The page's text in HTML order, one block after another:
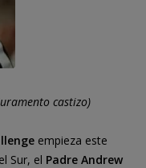
castizo)
empieza este
Sur, el Padre Andrew